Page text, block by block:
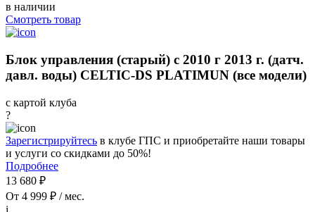
в наличии
Смотреть товар
Блок управления (старый) с 2010 г 2013 г. (датч.
давл. воды) CELTIC-DS PLATIMUN (все модели)
с картой клуба
?
Зарегистрируйтесь в клубе ГПС и приобретайте наши товары
и услуги со скидками до 50%!
Подробнее
13 680 ₽
От 4 999 ₽ / мес.
i